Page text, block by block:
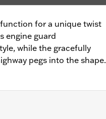
for a unique twist
engine guard
while the gracefully
pegs into the shape.